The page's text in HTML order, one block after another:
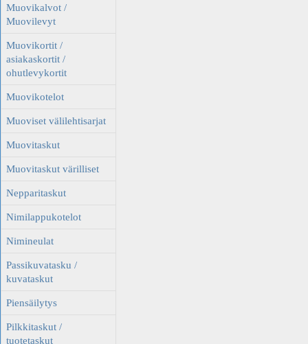
Muovikalvot /
Muovilevyt
Muovikortit /
asiakaskortit /
ohutlevykortit
Muovikotelot
Muoviset välilehtisarjat
Muovitaskut
Muovitaskut värilliset
Nepparitaskut
Nimilappukotelot
Nimineulat
Passikuvatasku /
kuvataskut
Piensäilytys
Pilkkitaskut /
tuotetaskut